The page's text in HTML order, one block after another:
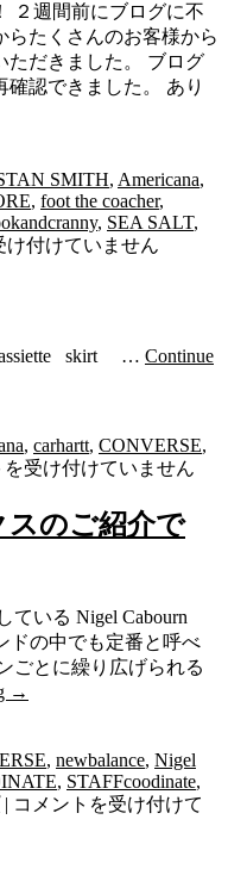
２週間前にブログに不
らたくさんのお客様から
ただきました。 ブログ
認できました。 あり
SMITH, Americana,
, foot the coacher,
, SEA SALT,
け付けていません
skirt … Continue
, carhartt, CONVERSE,
を受け付けていません
のご紹介で
ている Nigel Cabourn
ドの中でも定番と呼べ
ごとに繰り広げられる
→
, newbalance, Nigel
, STAFFcoodinate,
| 大
コメントを受け付けて